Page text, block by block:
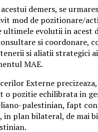
demers, se
mod de pozitionare/
evolutii in acest
si coordonare,
si aliatii strategici ai
MAE.
Externe
o pozitie echilibrata in
palestinian, fapt
in plan bilateral, de mai